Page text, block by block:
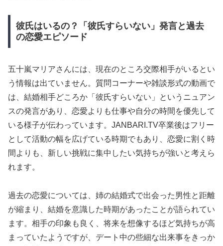
彼氏はいるの？「彼氏すらいない」発言と過去
の恋愛エピソード
五十嵐マリアさんには、現在のところ交際相手がいるとい
う情報は出ていません。質問コーナーや雑談形式の動画で
は、結婚相手どころか「彼氏すらいない」というニュアン
スの発言があり、恋愛よりも仕事や自分の時間を優先して
いる様子が伝わっています。JANBARI.TV卒業後はフリー
として活動の幅を広げている時期でもあり、恋愛に割く時
間よりも、新しい挑戦に集中したい気持ちが強いと考えら
れます。
過去の恋愛については、姉の結婚式で出会った男性と距離
が縮まり、結婚を意識した時期があったことが語られてい
ます。相手の印象も良く、将来を想像するほど気持ちが高
まっていたようですが、デート中の些細な出来事をきっか